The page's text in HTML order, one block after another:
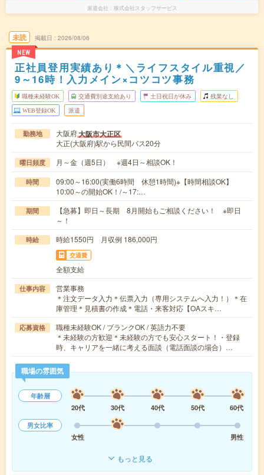
派遣会社 株式会社スタッフサービス
未読
NEW
掲載日 2026/08/06
正社員登用実績あり＊＼ライフスタイル重視／
9～16時！入力メイン×コツコツ事務
職種未経験OK 交通費別途支給あり 土日祝日が休み 残業なし
WEB登録OK 派遣
勤務地 大阪府大阪市大正区
大正(大阪府)駅から民間バス20分
曜日頻度 月～金（週5日） ※週4日～相談OK！
時間
09:00～16:00(実働6時間 休憩1時間)※【時間相談OK】
10:00～の開始OK！/～17:…
期間
【急募】即日～長期 8月開始もご相談ください！ ※即日
～！
時給 時給1550円 月収例 186,000円
交通費
全額支給
仕事内容
営業事務
＊注文データ入力＊伝票入力（専用システムへ入力！）＊在
庫管理＊見積書の作成＊電話・来客対応【OAスキ…
応募資格
職種未経験OK / ブランクOK / 英語力不要
＊未経験の方歓迎＊未経験の方でも安心スタート！・登録
時、キャリアを一緒に考える面談（電話面談の場合）…
職場の雰囲気
年齢層
20代
30代 40代 50代
60代
男女比率
女性
男性
もっと見る